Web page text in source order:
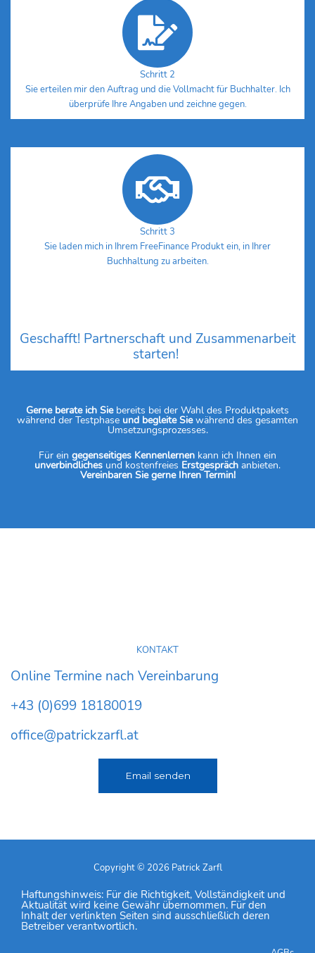
Schritt 2
Sie erteilen mir den Auftrag und die Vollmacht für Buchhalter. Ich
überprüfe Ihre Angaben und zeichne gegen.
Schritt 3
Sie laden mich in Ihrem FreeFinance Produkt ein, in Ihrer
Buchhaltung zu arbeiten.
Geschafft! Partnerschaft und Zusammenarbeit
starten! ​
Gerne berate ich Siebereits bei der Wahl des Produktpakets
während der Testphase und begleite Siewährend des gesamten
Umsetzungsprozesses.
Für ein gegenseitiges Kennenlernen kann ich Ihnen ein
unverbindliches und kostenfreies Erstgespräch anbieten.
Vereinbaren Sie gerne Ihren Termin!
KONTAKT
Online Termine nach Vereinbarung
+43 (0)699 18180019
office@patrickzarfl.at
Email senden
Copyright © 2026 Patrick Zarfl
Haftungshinweis: Für die Richtigkeit, Vollständigkeit und
Aktualität wird keine Gewähr übernommen. Für den
Inhalt der verlinkten Seiten sind ausschließlich deren
Betreiber verantwortlich.